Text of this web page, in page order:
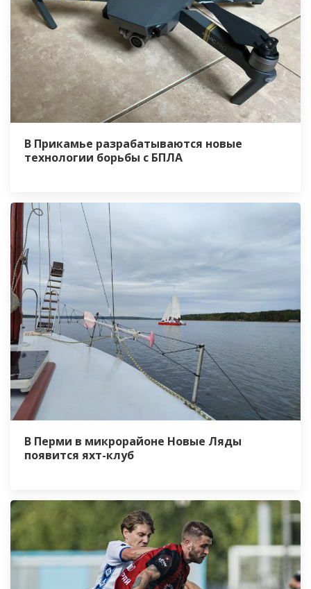
В Прикамье разрабатываются новые
технологии борьбы с БПЛА
В Перми в микрорайоне Новые Ляды
появится яхт-клуб